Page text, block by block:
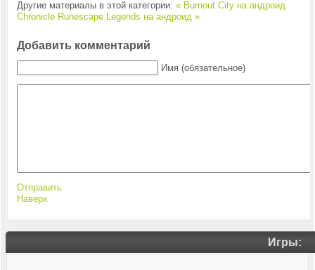
Другие материалы в этой категории: « Burnout City на андроид
Chronicle Runescape Legends на андроид »
Добавить комментарий
Имя (обязательное)
Отправить
Наверх
Игры: